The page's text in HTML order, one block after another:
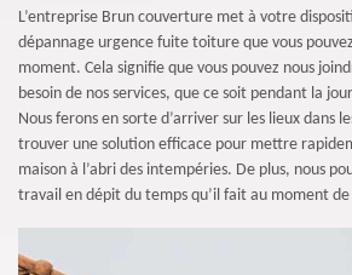
L’entreprise Brun couverture met à votre
dépannage urgence fuite toiture que vous
moment. Cela signifie que vous pouvez nous
besoin de nos services, que ce soit pendant la
Nous ferons en sorte d’arriver sur les lieux dans
trouver une solution efficace pour mettre
maison à l’abri des intempéries. De plus, nous
travail en dépit du temps qu’il fait au moment